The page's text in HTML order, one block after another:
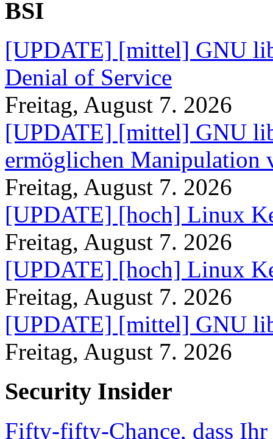
BSI
[UPDATE] [mittel] GNU
Denial of Service
Freitag, August 7. 2026
[UPDATE] [mittel] GNU
ermöglichen Manipulation
Freitag, August 7. 2026
[UPDATE] [hoch] Linux
Freitag, August 7. 2026
[UPDATE] [hoch] Linux
Freitag, August 7. 2026
[UPDATE] [mittel] GNU
Freitag, August 7. 2026
Security Insider
Fifty-fifty-Chance, dass